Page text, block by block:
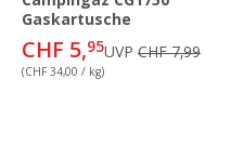
Gaskartusche
CHF 5,95UVP CHF 7,99
(CHF 34,00 / kg)